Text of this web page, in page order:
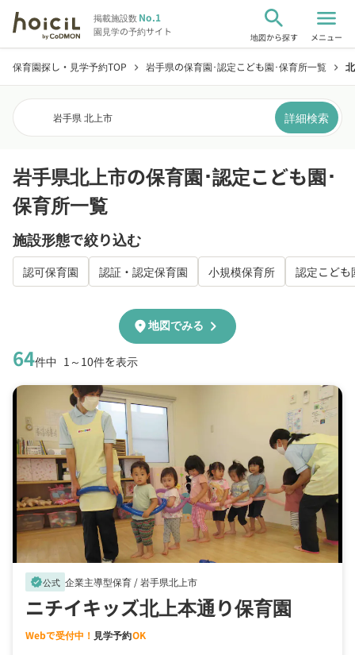
掲載施設数No.1
園見学の予約サイト
search
地図から探す
menu
メニュー
保育園探し・見学予約TOP chevron_right 岩手県の保育園･認定こども園･保育所一覧 chevron_right
岩手県 北上市 詳細検索
岩手県北上市の保育園･認定こども園･
保育所一覧
施設形態で絞り込む
認可保育園 認証・認定保育園 小規模保育所 認定こども
64件中 1～10件を表示
location_on地図でみる chevron_right
verified公式 企業主導型保育 /岩手県北上市
ニチイキッズ北上本通り保育園
Webで受付中！ 見学予約OK